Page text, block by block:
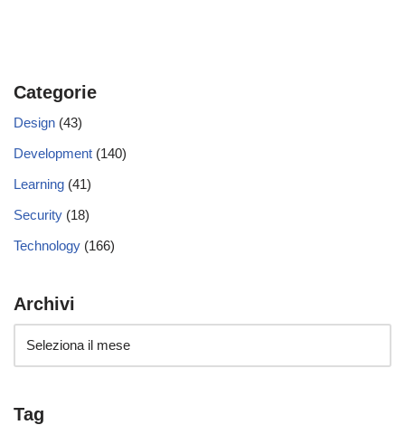
Categorie
Design (43)
Development (140)
Learning (41)
Security (18)
Technology (166)
Archivi
Tag